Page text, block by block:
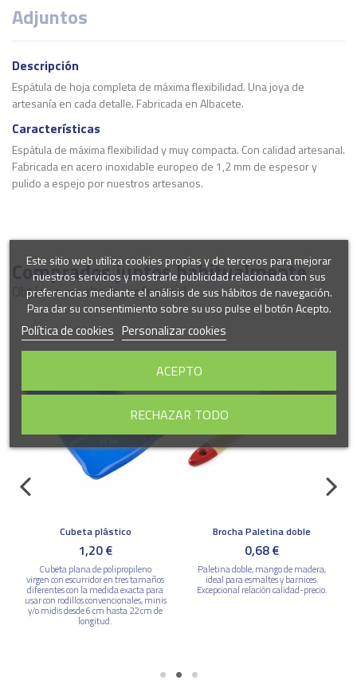
Adjuntos
Descripción
Espátula de hoja completa de máxima flexibilidad. Una joya de
artesanía en cada detalle. Fabricada en Albacete.
Características
Espátula de máxima flexibilidad y muy compacta. Con calidad artesanal.
Fabricada en acero inoxidable europeo de 1,2 mm de espesor y
pulido a espejo por nuestros artesanos.
Comprados juntos habitualmente
Obtén un resultado profesional
Cubeta plástico
1,20 €
Cubeta plana de polipropileno
virgen con escurridor en tres tamaños
diferentes con la medida exacta para
usar con rodillos convencionales, minis
y/o midis desde 6 cm hasta 22 cm de
longitud.
Brocha Paletina doble
0,68 €
Paletina doble, mango de madera,
ideal para esmaltes y barnices.
Excepcional relación calidad-precio.
Este sitio web utiliza cookies propias y de terceros para mejorar
nuestros servicios y mostrarle publicidad relacionada con sus
preferencias mediante el análisis de sus hábitos de navegación.
Para dar su consentimiento sobre su uso pulse el botón Acepto.
Política de cookies Personalizar cookies
RECHAZAR TODO
ACEPTO